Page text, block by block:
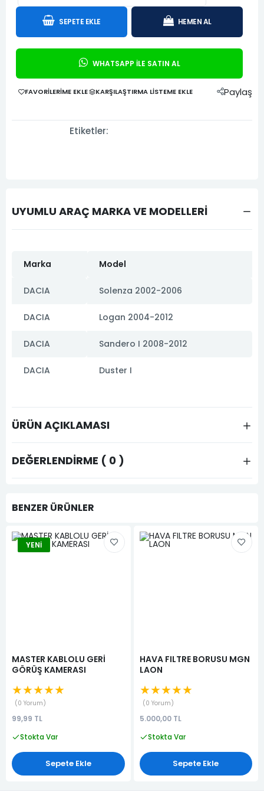
SEPETE EKLE HEMEN AL
WHATSAPP İLE SATIN AL
FAVORILERIME EKLE KARŞILAŞTIRMA LISTEME EKLE Paylaş
Etiketler:
UYUMLU ARAÇ MARKA VE MODELLERİ
Marka Model
DACIA Solenza 2002-2006
DACIA Logan 2004-2012
DACIA Sandero I 2008-2012
DACIA Duster I
ÜRÜN AÇIKLAMASI
DEĞERLENDIRME ( 0 )
BENZER ÜRÜNLER
YENI
MASTER KABLOLU GERİ
GÖRÜŞ KAMERASI
★★★★★
0 Yorum
99,99 TL
Stokta Var
Sepete Ekle
HAVA FILTRE BORUSU MGN
LAON
★★★★★
0 Yorum
5.000,00 TL
Stokta Var
Sepete Ekle